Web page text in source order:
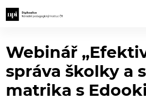
Webinář
správa školky a
matrika s